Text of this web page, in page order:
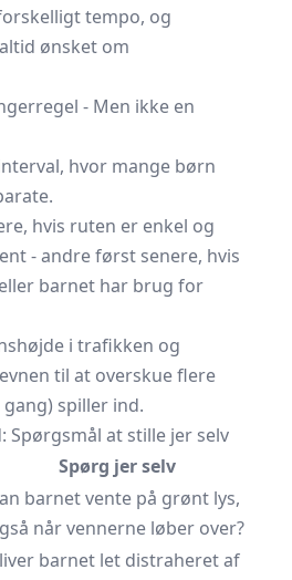
tempo, og
ønsket om
- Men ikke en
hvor mange børn
hvis ruten er enkel og
- andre først senere, hvis
barnet har brug for
i trafikken og
til at overskue flere
spiller ind.
Spørgsmål at stille jer selv
Spørg jer selv
barnet vente på grønt lys,
når vennerne løber over?
barnet let distraheret af